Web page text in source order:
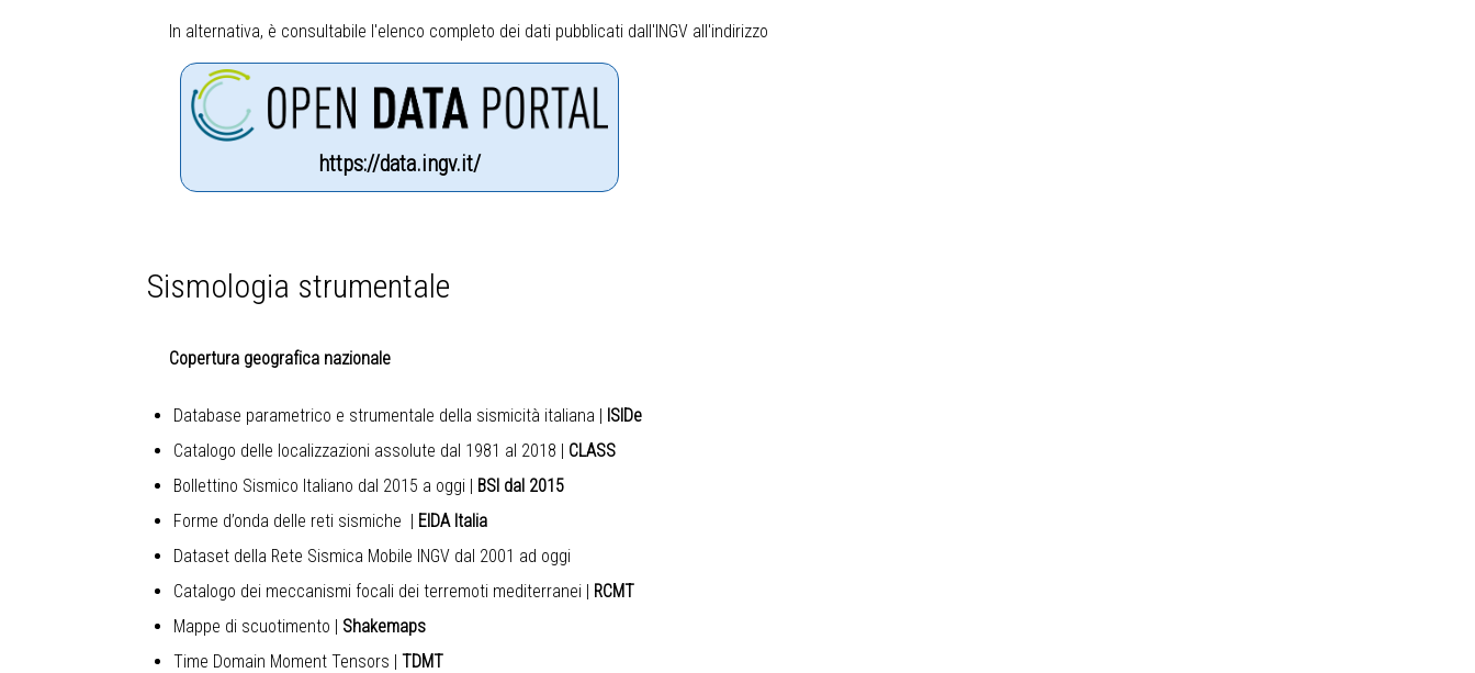
In alternativa, è consultabile l'elenco completo dei dati pubblicati dall'INGV all'indirizzo
https://data.ingv.it/
Sismologia strumentale
Copertura geografica nazionale
Database parametrico e strumentale della sismicità italiana | ISIDe
Catalogo delle localizzazioni assolute dal 1981 al 2018 | CLASS
Bollettino Sismico Italiano dal 2015 a oggi | BSI dal 2015
Forme d’onda delle reti sismiche | EIDA Italia
Dataset della Rete Sismica Mobile INGV dal 2001 ad oggi
Catalogo dei meccanismi focali dei terremoti mediterranei | RCMT
Mappe di scuotimento | Shakemaps
Time Domain Moment Tensors |TDMT